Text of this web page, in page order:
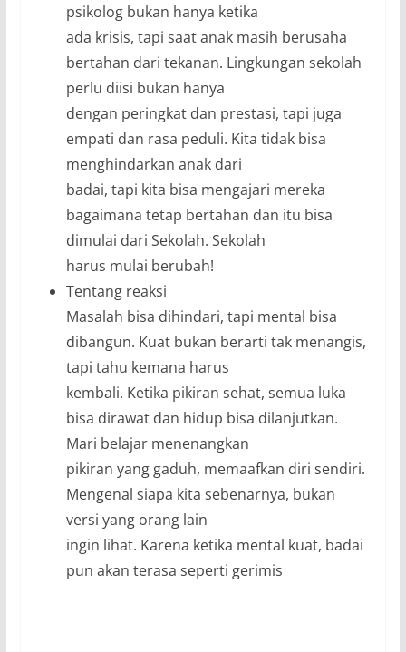
psikolog bukan hanya ketika
ada krisis, tapi saat anak masih berusaha
bertahan dari tekanan. Lingkungan sekolah
perlu diisi bukan hanya
dengan peringkat dan prestasi, tapi juga
empati dan rasa peduli. Kita tidak bisa
menghindarkan anak dari
badai, tapi kita bisa mengajari mereka
bagaimana tetap bertahan dan itu bisa
dimulai dari Sekolah. Sekolah
harus mulai berubah!
Tentang reaksi
Masalah bisa dihindari, tapi mental bisa
dibangun. Kuat bukan berarti tak menangis,
tapi tahu kemana harus
kembali. Ketika pikiran sehat, semua luka
bisa dirawat dan hidup bisa dilanjutkan.
Mari belajar menenangkan
pikiran yang gaduh, memaafkan diri sendiri.
Mengenal siapa kita sebenarnya, bukan
versi yang orang lain
ingin lihat. Karena ketika mental kuat, badai
pun akan terasa seperti gerimis